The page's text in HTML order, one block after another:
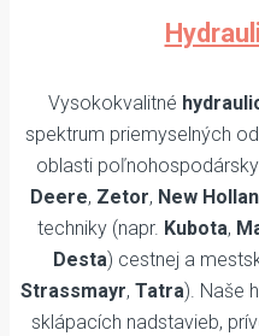
Vysokokvalitné
spektrum priemyselných
oblasti
Deere, Zetor, New
techniky (napr. Kubota,
Desta) cestnej a
Strassmayr, Tatra). Naše
sklápacích nadstavieb,